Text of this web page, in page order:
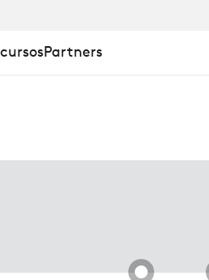
Partners